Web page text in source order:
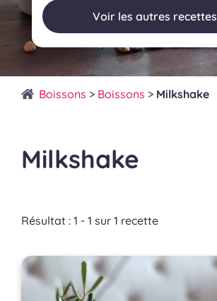
Voir les autres recettes
Boissons > Boissons > Milkshake
Milkshake
Résultat : 1 - 1 sur 1 recette